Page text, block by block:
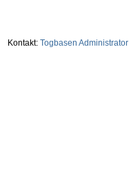
Kontakt: Togbasen Administrator